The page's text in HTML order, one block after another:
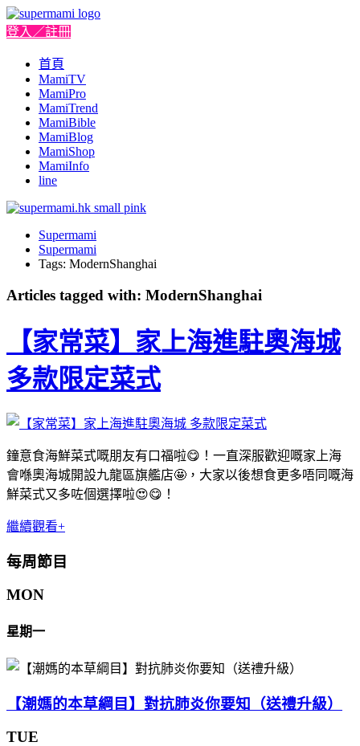
登入／註冊
首頁
MamiTV
MamiPro
MamiTrend
MamiBible
MamiBlog
MamiShop
MamiInfo
line
Supermami
Supermami
Tags: ModernShanghai
Articles tagged with: ModernShanghai
【家常菜】家上海進駐奧海城
多款限定菜式
鐘意食海鮮菜式嘅朋友有口福啦😋！一直深服歡迎嘅家上海
會喺奧海城開設九龍區旗艦店🤩，大家以後想食更多唔同嘅海
鮮菜式又多咗個選擇啦😍😋！
繼續觀看+
每周節目
MON
星期一
【潮媽的本草綱目】對抗肺炎你要知（送禮升級）
TUE